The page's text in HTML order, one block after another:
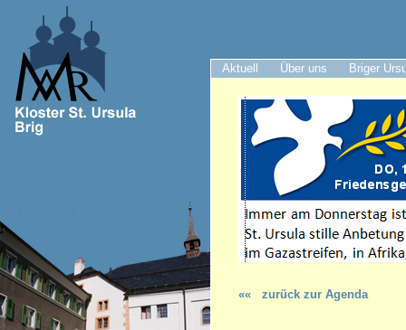
Aktuell Über uns Briger
«« zurück zur Agenda